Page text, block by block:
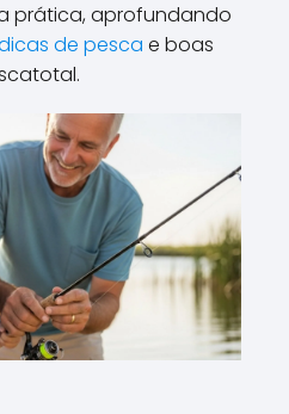
prática, aprofundando
de pesca e boas